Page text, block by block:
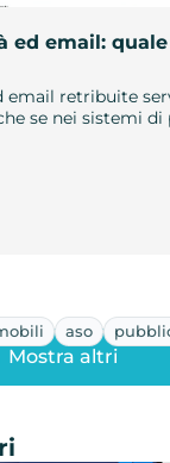
ed email:
email retribuite
se nei sistemi di
aso
Mostra altri